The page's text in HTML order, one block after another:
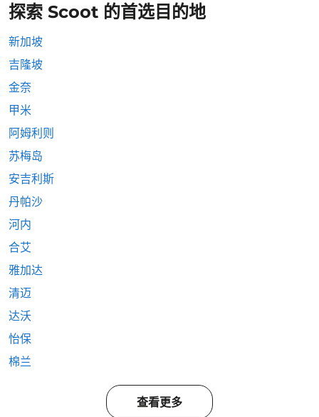
探索 Scoot 的首选目的地
新加坡
吉隆坡
金奈
甲米
阿姆利则
苏梅岛
安吉利斯
丹帕沙
河内
合艾
雅加达
清迈
达沃
怡保
棉兰
查看更多